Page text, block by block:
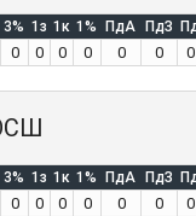
3% 1з 1к 1% ПдА ПдЗ
0 0 0 0 0 0 0
3% 1з 1к 1% ПдА ПдЗ
0 0 0 0 0 0 0